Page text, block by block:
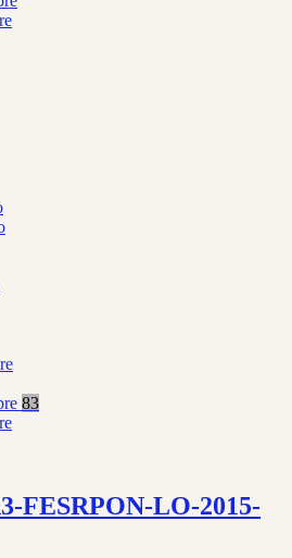
83
FESRPON-LO-2015-